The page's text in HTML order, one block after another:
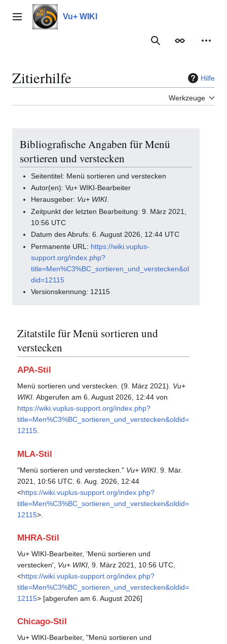
Inhalt
springenHauptmenü Vu+ WIKI
Suche
Zitierhilfe Hilfe
Werkzeuge
Bibliografische Angaben für Menü
sortieren und verstecken
Seitentitel: Menü sortieren und verstecken
Autor(en): Vu+ WIKI-Bearbeiter
Herausgeber: Vu+ WIKI.
Zeitpunkt der letzten Bearbeitung: 9. März 2021,
10:56 UTC
Datum des Abrufs: 6. August 2026, 12:44 UTC
Permanente URL: https://wiki.vuplus-
support.org/index.php?
title=Men%C3%BC_sortieren_und_verstecken&ol
did=12115
Versionskennung: 12115
Zitatstile für Menü sortieren und
verstecken
APA-Stil
Menü sortieren und verstecken. (9. März 2021). Vu+
WIKI. Abgerufen am 6. August 2026, 12:44 von
https://wiki.vuplus-support.org/index.php?
title=Men%C3%BC_sortieren_und_verstecken&oldid=
12115.
MLA-Stil
"Menü sortieren und verstecken." Vu+ WIKI . 9. Mär.
2021, 10:56 UTC. 6. Aug. 2026, 12:44
<https://wiki.vuplus-support.org/index.php?
title=Men%C3%BC_sortieren_und_verstecken&oldid=
12115>.
MHRA-Stil
Vu+ WIKI-Bearbeiter, 'Menü sortieren und
verstecken', Vu+ WIKI, 9. März 2021, 10:56 UTC,
<https://wiki.vuplus-support.org/index.php?
title=Men%C3%BC_sortieren_und_verstecken&oldid=
12115> [abgerufen am 6. August 2026]
Chicago-Stil
Vu+ WIKI-Bearbeiter, "Menü sortieren und